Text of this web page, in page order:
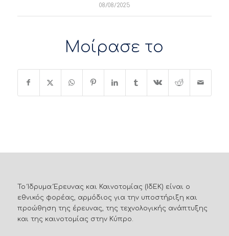
08/08/2025
Μοίρασε το
Το Ίδρυμα Έρευνας και Καινοτομίας (ΙδΕΚ) είναι ο
εθνικός φορέας, αρμόδιος για την υποστήριξη και
προώθηση της έρευνας, της τεχνολογικής ανάπτυξης
και της καινοτομίας στην Κύπρο.